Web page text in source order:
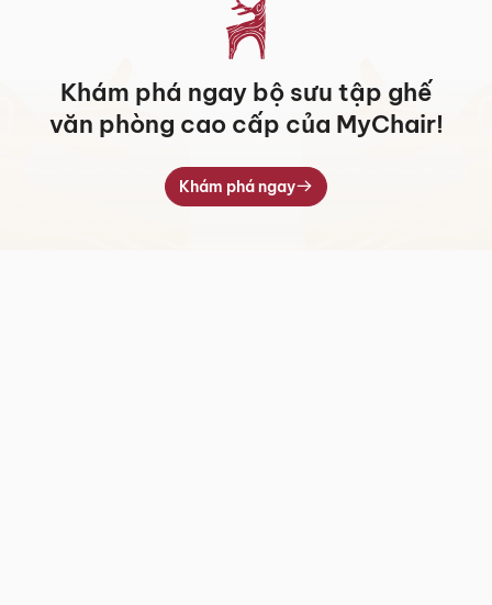
Khám phá ngay bộ sưu tập ghế
văn phòng cao cấp của MyChair!
Khám phá ngay